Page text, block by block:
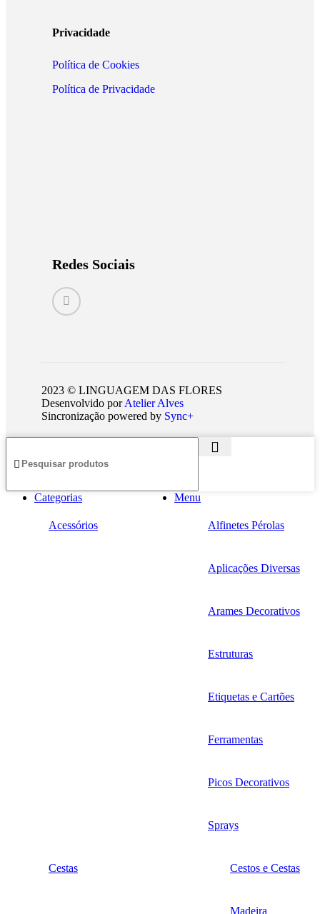
Privacidade
Política de Cookies
Política de Privacidade
Redes Sociais
2023 © LINGUAGEM DAS FLORES
Desenvolvido porAtelier Alves
Sincronização powered by Sync+
Menu
Categorias
Acessórios Alfinetes Pérolas
Aplicações Diversas
Arames Decorativos
Estruturas
Etiquetas e Cartões
Ferramentas
Picos Decorativos
Sprays
Cestas Cestos e Cestas
Madeira